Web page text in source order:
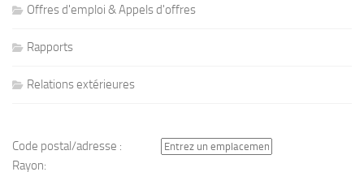
Offres d'emploi & Appels d'offres
Rapports
Relations extérieures
Code postal/adresse :
Rayon: